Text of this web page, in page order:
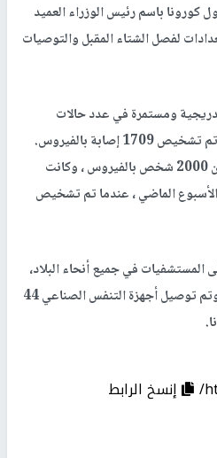
كورونا باسم رئيس الوزراء العميد
لفصل الشتاء المقبل والتوصيات
ومستمرة في عدد حالات
الإصابة المؤكدة بكورونا. أمس ، تم تشخيص 1709 إصابة بالفيروس.
يوم الاثنين ، تم تشخيص أكثر من 2000 شخص بالفيروس ، وكانت
الأسبوع الماضي ، عندما تم تشخيص
إلى المستشفيات في جميع أنحاء البلاد،
من بينهم 134 في حالة خطيرة.وتم توصيل أجهزة التنفس الصناعي 44
إنسخ الرابط